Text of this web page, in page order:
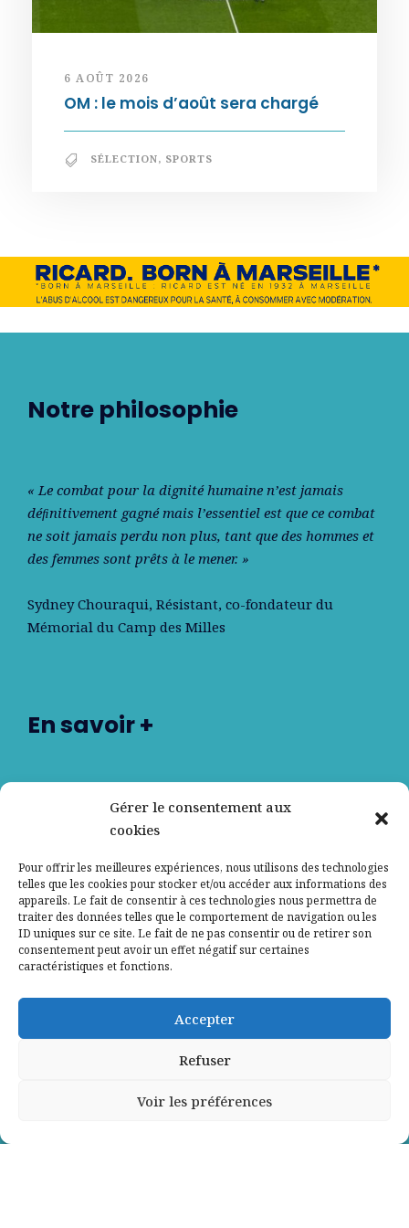
Gérer le consentement aux
cookies
Pour offrir les meilleures expériences, nous utilisons des technologies
telles que les cookies pour stocker et/ou accéder aux informations des
appareils. Le fait de consentir à ces technologies nous permettra de
traiter des données telles que le comportement de navigation ou les
ID uniques sur ce site. Le fait de ne pas consentir ou de retirer son
consentement peut avoir un effet négatif sur certaines
caractéristiques et fonctions.
Accepter
Refuser
Voir les préférences
6 AOÛT 2026
OM : le mois d’août sera chargé
SÉLECTION, SPORTS
Notre philosophie
« Le combat pour la dignité humaine n’est jamais
déﬁnitivement gagné mais l’essentiel est que ce combat
ne soit jamais perdu non plus, tant que des hommes et
des femmes sont prêts à le mener. »
Sydney Chouraqui, Résistant, co-fondateur du
Mémorial du Camp des Milles
En savoir +
Nos partenaires
Contactez-nous
Mentions légales